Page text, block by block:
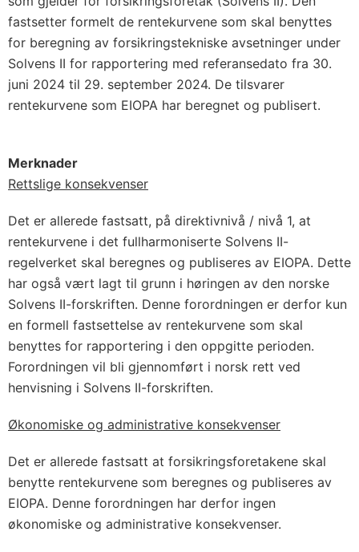
fastsetter formelt de rentekurvene som skal benyttes
for beregning av forsikringstekniske avsetninger under
Solvens II for rapportering med referansedato fra 30.
juni 2024 til 29. september 2024. De tilsvarer
rentekurvene som EIOPA har beregnet og publisert.
Merknader
Rettslige konsekvenser
Det er allerede fastsatt, på direktivnivå / nivå 1, at
rentekurvene i det fullharmoniserte Solvens II-
regelverket skal beregnes og publiseres av EIOPA. Dette
har også vært lagt til grunn i høringen av den norske
Solvens II-forskriften. Denne forordningen er derfor kun
en formell fastsettelse av rentekurvene som skal
benyttes for rapportering i den oppgitte perioden.
Forordningen vil bli gjennomført i norsk rett ved
henvisning i Solvens II-forskriften.
Økonomiske og administrative konsekvenser
Det er allerede fastsatt at forsikringsforetakene skal
benytte rentekurvene som beregnes og publiseres av
EIOPA. Denne forordningen har derfor ingen
økonomiske og administrative konsekvenser.